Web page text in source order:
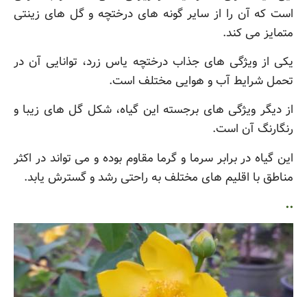
است که آن را از سایر گونه های درختچه و گل های زینتی
متمایز می کند.
یکی از ویژگی های جذاب درختچه یاس زرد، توانایی آن در
تحمل شرایط آب و هوایی مختلف است.
از دیگر ویژگی های برجسته این گیاه، شکل گل های زیبا و
رنگارنگ آن است.
این گیاه در برابر سرما و گرما مقاوم بوده و می تواند در اکثر
مناطق با اقلیم های مختلف به راحتی رشد و گسترش یابد.
..